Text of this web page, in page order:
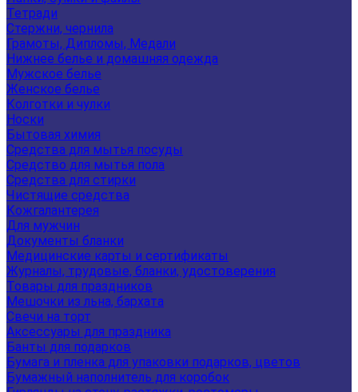
Тетради
Стержни, чернила
Грамоты, Дипломы, Медали
Нижнее белье и домашняя одежда
Мужское белье
Женское белье
Колготки и чулки
Носки
Бытовая химия
Средства для мытья посуды
Средство для мытья пола
Средства для стирки
Чистящие средства
Кожгалантерея
Для мужчин
Документы бланки
Медицинские карты и сертификаты
Журналы, трудовые, бланки, удостоверения
Товары для праздников
Мешочки из льна, бархата
Свечи на торт
Аксессуары для праздника
Банты для подарков
Бумага и пленка для упаковки подарков, цветов
Бумажный наполнитель для коробок